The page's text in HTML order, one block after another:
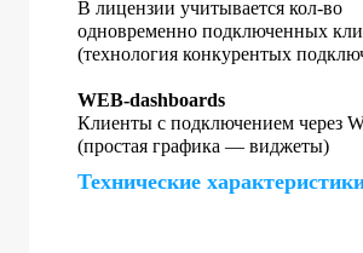
В лицензии учитывается кол-во
одновременно подключенных
(технология конкурентых
WEB-dashboards
Клиенты с подключением через
(простая графика — виджеты)
Технические